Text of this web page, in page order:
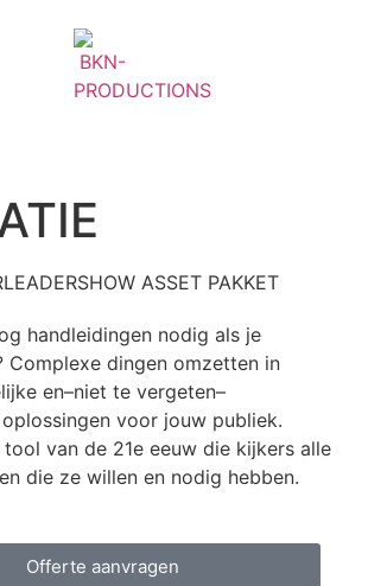
LEADERSHOW ASSET PAKKET
handleidingen nodig als je
Complexe dingen omzetten in
en–niet te vergeten–
voor jouw publiek.
van de 21e eeuw die kijkers alle
die ze willen en nodig hebben.
Offerte aanvragen